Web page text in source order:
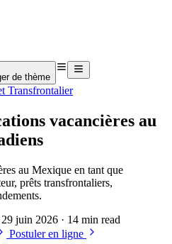
de thème
Transfrontalier
vacancières au
au Mexique en tant que
prêts transfrontaliers,
29 juin 2026 · 14 min read
Postuler en ligne